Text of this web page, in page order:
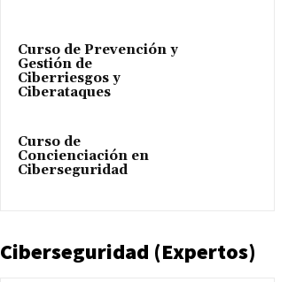
Curso de Prevención y
Gestión de
Ciberriesgos y
Ciberataques
Curso de
Concienciación en
Ciberseguridad
Ciberseguridad (Expertos)